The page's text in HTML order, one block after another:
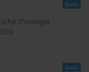
Basis
theologie
Basis